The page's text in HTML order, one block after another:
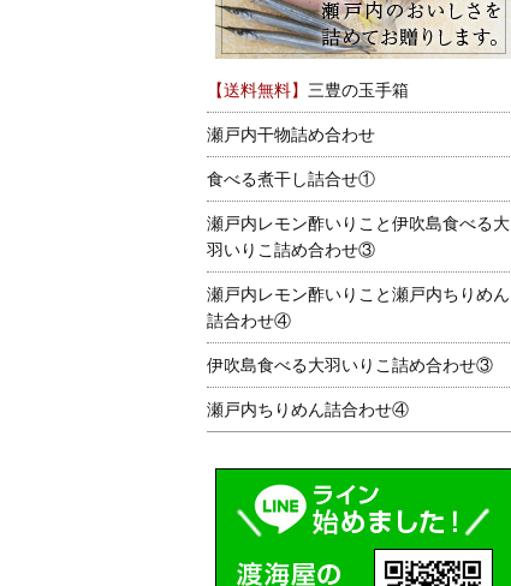
【送料無料】 三豊の玉手箱
瀬戸内干物詰め合わせ
食べる煮干し詰合せ①
瀬戸内レモン酢いりこと伊吹島食べる大
羽いりこ詰め合わせ③
瀬戸内レモン酢いりこと瀬戸内ちりめん
詰合わせ④
伊吹島食べる大羽いりこ詰め合わせ③
瀬戸内ちりめん詰合わせ④